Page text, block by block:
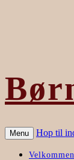
Menu Hop til
Velkommen